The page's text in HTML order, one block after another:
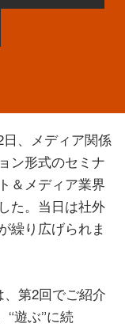
、メディア関係
ン形式のセミナ
＆メディア業界
た。当日は社外
繰り広げられま
第2回でご紹介
“遊ぶ”に続